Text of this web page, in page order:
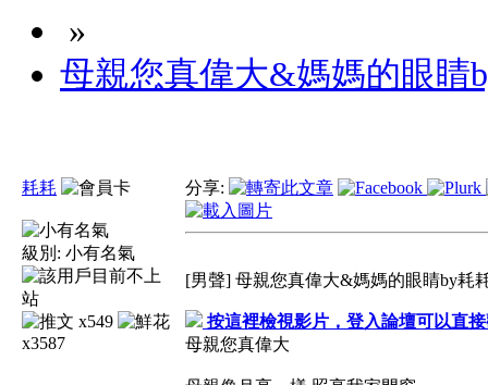
»
母親您真偉大&媽媽的眼睛
耗耗
級別: 小有名氣
x549
x3587
分享:
[男聲] 母親您真偉大&媽媽的眼睛by耗
按這裡檢視影片，登入論壇可以直
母親您真偉大